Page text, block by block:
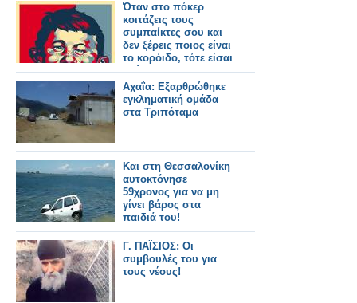
Όταν στο πόκερ
κοιτάζεις τους
συμπαίκτες σου και
δεν ξέρεις ποιος είναι
το κορόιδο, τότε είσαι
εσύ.
Αχαΐα: Εξαρθρώθηκε
εγκληματική ομάδα
στα Τριπόταμα
Και στη Θεσσαλονίκη
αυτοκτόνησε
59χρονος για να μη
γίνει βάρος στα
παιδιά του!
Γ. ΠΑΪΣΙΟΣ: Οι
συμβουλές του για
τους νέους!